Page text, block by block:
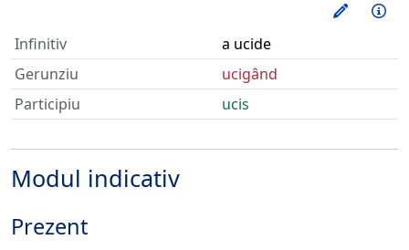
Infinitiv
a ucide
Gerunziu
ucigând
Participiu
ucis
Modul indicativ
Prezent